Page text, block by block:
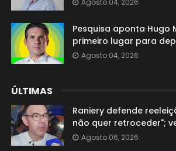
Agosto 04, 2026
Pesquisa aponta Hugo
primeiro lugar para
Agosto 04, 2026
ÚLTIMAS
Raniery defende
não quer retroceder";
Agosto 06, 2026